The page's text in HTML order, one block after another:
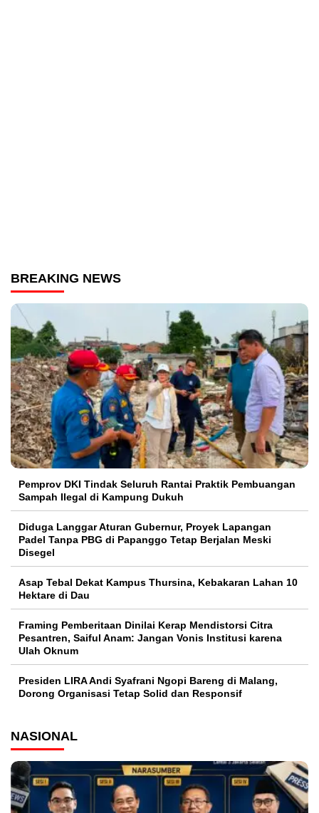
BREAKING NEWS
Pemprov DKI Tindak Seluruh Rantai Praktik Pembuangan
Sampah Ilegal di Kampung Dukuh
Diduga Langgar Aturan Gubernur, Proyek Lapangan
Padel Tanpa PBG di Papanggo Tetap Berjalan Meski
Disegel
Asap Tebal Dekat Kampus Thursina, Kebakaran Lahan 10
Hektare di Dau
Framing Pemberitaan Dinilai Kerap Mendistorsi Citra
Pesantren, Saiful Anam: Jangan Vonis Institusi karena
Ulah Oknum
Presiden LIRA Andi Syafrani Ngopi Bareng di Malang,
Dorong Organisasi Tetap Solid dan Responsif
NASIONAL